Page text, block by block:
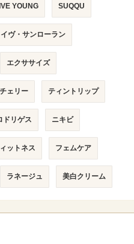
YOUNG SUQQU
イヴ・サンローラン
エクササイズ
チェリー ティントリップ
ドリゲス ニキビ
ットネス フェムケア
ラネージュ 美白クリーム